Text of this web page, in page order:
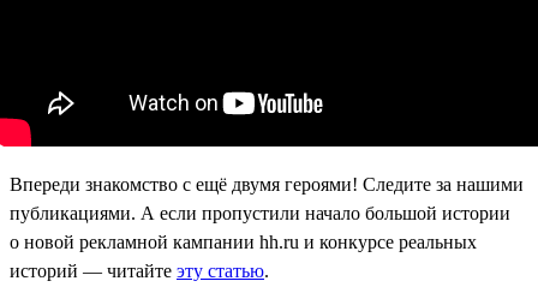
Впереди знакомство с ещё двумя героями! Следите за нашими
публикациями. А если пропустили начало большой истории
о новой рекламной кампании hh.ru и конкурсе реальных
историй — читайте эту статью.